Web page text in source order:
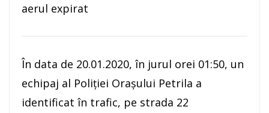
aerul expirat
În data de 20.01.2020, în jurul orei 01:50, un
echipaj al Poliţiei Oraşului Petrila a
identificat în trafic, pe strada 22